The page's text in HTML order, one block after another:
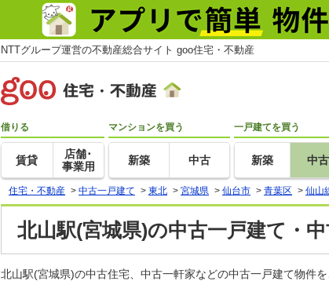
NTTグループ運営の不動産総合サイト goo住宅・不動産
借りる
賃貸
店舗･
事業用
マンションを買う
新築 中古
一戸建てを買う
新築 中古
住宅・不動産 > 中古一戸建て > 東北 > 宮城県 > 仙台市 > 青葉区 > 仙山
北山駅(宮城県)の中古一戸建て・
北山駅(宮城県)の中古住宅、中古一軒家などの中古一戸建て物件